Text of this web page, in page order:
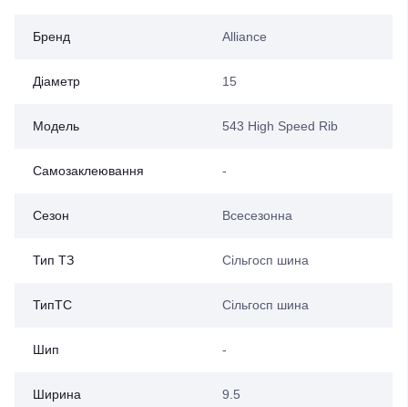
Бренд Alliance
Діаметр 15
Модель 543 High Speed Rib
Самозаклеювання -
Сезон Всесезонна
Тип ТЗ Сільгосп шина
ТипТС Сільгосп шина
Шип -
Ширина 9.5